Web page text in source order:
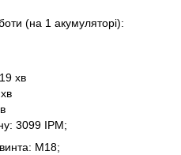
(на 1 акумуляторі):
хв
3099 IPM;
M18;